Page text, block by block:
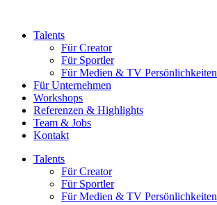
springenTalents
Für Creator
Für Sportler
Für Medien & TV Persönlichkeiten
Für Unternehmen
Workshops
Referenzen & Highlights
Team & Jobs
Kontakt
Talents
Für Creator
Für Sportler
Für Medien & TV Persönlichkeiten